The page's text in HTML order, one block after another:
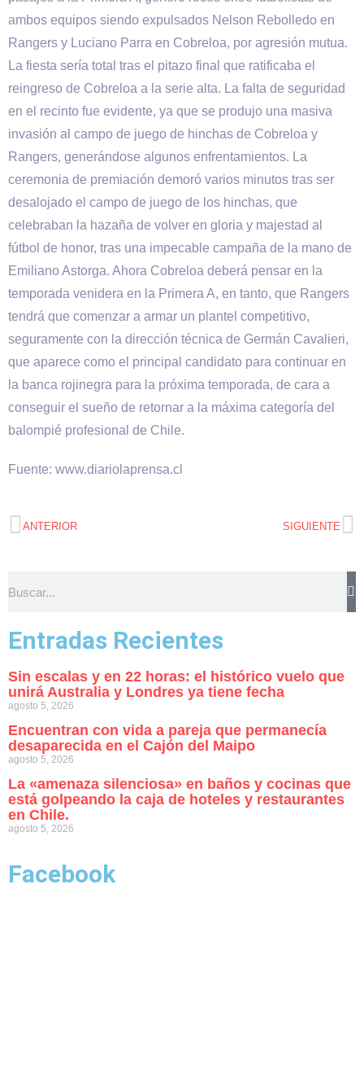
ambos equipos siendo expulsados Nelson Rebolledo en
Rangers y Luciano Parra en Cobreloa, por agresión mutua.
La fiesta sería total tras el pitazo final que ratificaba el
reingreso de Cobreloa a la serie alta. La falta de seguridad
en el recinto fue evidente, ya que se produjo una masiva
invasión al campo de juego de hinchas de Cobreloa y
Rangers, generándose algunos enfrentamientos. La
ceremonia de premiación demoró varios minutos tras ser
desalojado el campo de juego de los hinchas, que
celebraban la hazaña de volver en gloria y majestad al
fútbol de honor, tras una impecable campaña de la mano de
Emiliano Astorga. Ahora Cobreloa deberá pensar en la
temporada venidera en la Primera A, en tanto, que Rangers
tendrá que comenzar a armar un plantel competitivo,
seguramente con la dirección técnica de Germán Cavalieri,
que aparece como el principal candidato para continuar en
la banca rojinegra para la próxima temporada, de cara a
conseguir el sueño de retornar a la máxima categoría del
balompié profesional de Chile.
Fuente: www.diariolaprensa.cl
ANTERIOR SIGUIENTE
Entradas Recientes
Sin escalas y en 22 horas: el histórico vuelo que
unirá Australia y Londres ya tiene fecha
agosto 5, 2026
Encuentran con vida a pareja que permanecía
desaparecida en el Cajón del Maipo
agosto 5, 2026
La «amenaza silenciosa» en baños y cocinas que
está golpeando la caja de hoteles y restaurantes
en Chile.
agosto 5, 2026
Facebook